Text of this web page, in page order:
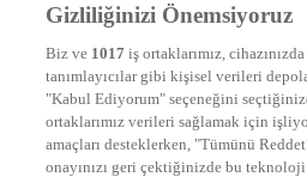
DYG Televizyonlar
STAR
EURO STAR
KRAL POP TV
DYG Radyolar
NTV RADYO
KRAL FM
Gizliliğinizi Önemsiyoruz
Biz ve 1017 iş ortaklarımız,
tanımlayıcılar gibi kişisel verileri
"Kabul Ediyorum" seçeneğini
ortaklarımız verileri sağlamak için
amaçları desteklerken, "Tümünü
onayınızı geri çektiğinizde bu